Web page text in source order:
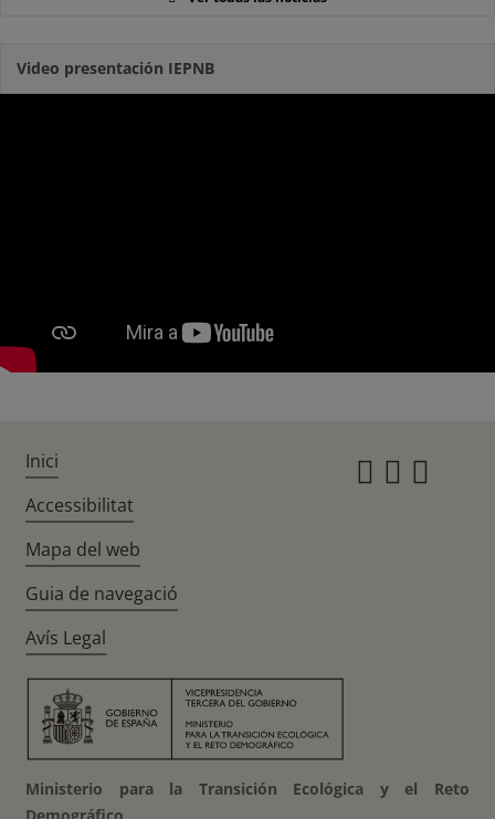
Video presentación IEPNB
Inici
Accessibilitat
Mapa del web
Guia de navegació
Avís Legal
Ministerio para la Transición Ecológica y el Reto